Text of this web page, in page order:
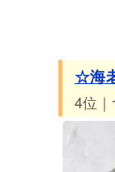
☆海
4位